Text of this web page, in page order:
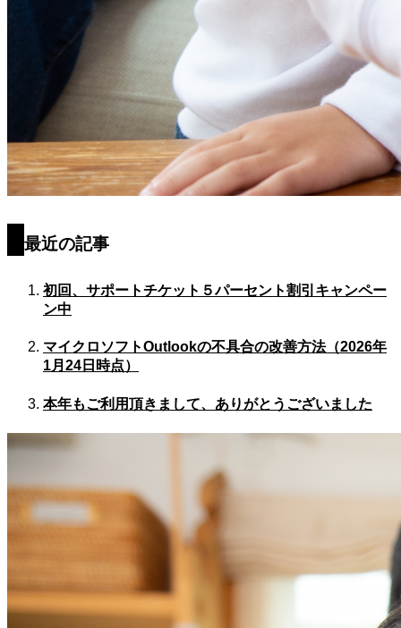
最近の記事
初回、サポートチケット５パーセント割引キャンペー
ン中
マイクロソフトOutlookの不具合の改善方法（2026年
1月24日時点）
本年もご利用頂きまして、ありがとうございました